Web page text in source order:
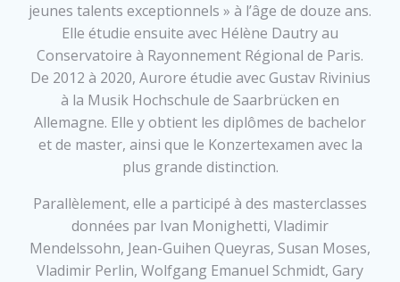
jeunes talents exceptionnels » à l’âge de douze ans.
Elle étudie ensuite avec Hélène Dautry au
Conservatoire à Rayonnement Régional de Paris.
De 2012 à 2020, Aurore étudie avec Gustav Rivinius
à la Musik Hochschule de Saarbrücken en
Allemagne. Elle y obtient les diplômes de bachelor
et de master, ainsi que le Konzertexamen avec la
plus grande distinction.
Parallèlement, elle a participé à des masterclasses
données par Ivan Monighetti, Vladimir
Mendelssohn, Jean-Guihen Queyras, Susan Moses,
Vladimir Perlin, Wolfgang Emanuel Schmidt, Gary